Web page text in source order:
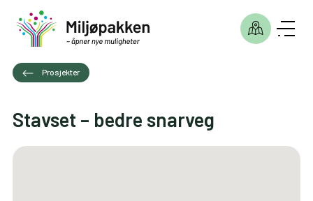
Prosjekter
Stavset – bedre snarveg